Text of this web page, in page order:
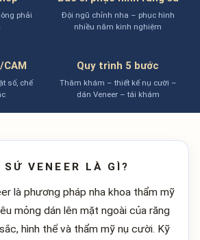
phải
Đội ngũ chỉnh nha – phục hình
nhiều năm kinh nghiệm
CAM
số, chế
Quy trình 5 bước
Thăm khám – thiết kế nụ cười –
dán Veneer – tái khám
VENEER LÀ GÌ?
là phương pháp nha khoa thẩm mỹ
mỏng dán lên mặt ngoài của răng
hình thể và thẩm mỹ nụ cười. Kỹ